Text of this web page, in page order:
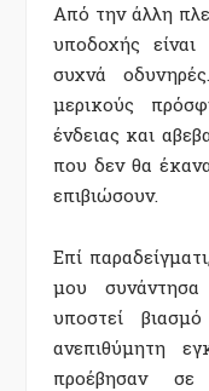
Από την άλλη
υποδοχής είναι
συχνά
μερικούς
ένδειας και
που δεν θα
επιβιώσουν.
Επί
μου
υποστεί
ανεπιθύμητη
προέβησαν